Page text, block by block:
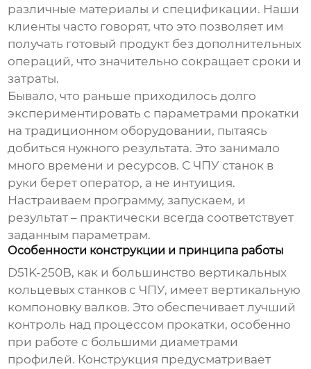
различные материалы и спецификации. Наши
клиенты часто говорят, что это позволяет им
получать готовый продукт без дополнительных
операций, что значительно сокращает сроки и
затраты.
Бывало, что раньше приходилось долго
экспериментировать с параметрами прокатки
на традиционном оборудовании, пытаясь
добиться нужного результата. Это занимало
много времени и ресурсов. С ЧПУ станок в
руки берет оператор, а не интуиция.
Настраиваем программу, запускаем, и
результат – практически всегда соответствует
заданным параметрам.
Особенности конструкции и принципа работы
D51K-250B, как и большинство вертикальных
кольцевых станков с ЧПУ, имеет вертикальную
компоновку валков. Это обеспечивает лучший
контроль над процессом прокатки, особенно
при работе с большими диаметрами
профилей. Конструкция предусматривает